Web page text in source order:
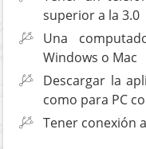
superior a la 3.0
Una
Windows o Mac
Descargar la
como para PC
Tener conexión